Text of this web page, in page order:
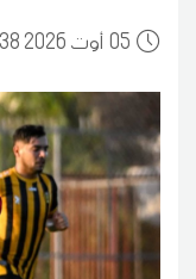
0518:38 2026 أوت